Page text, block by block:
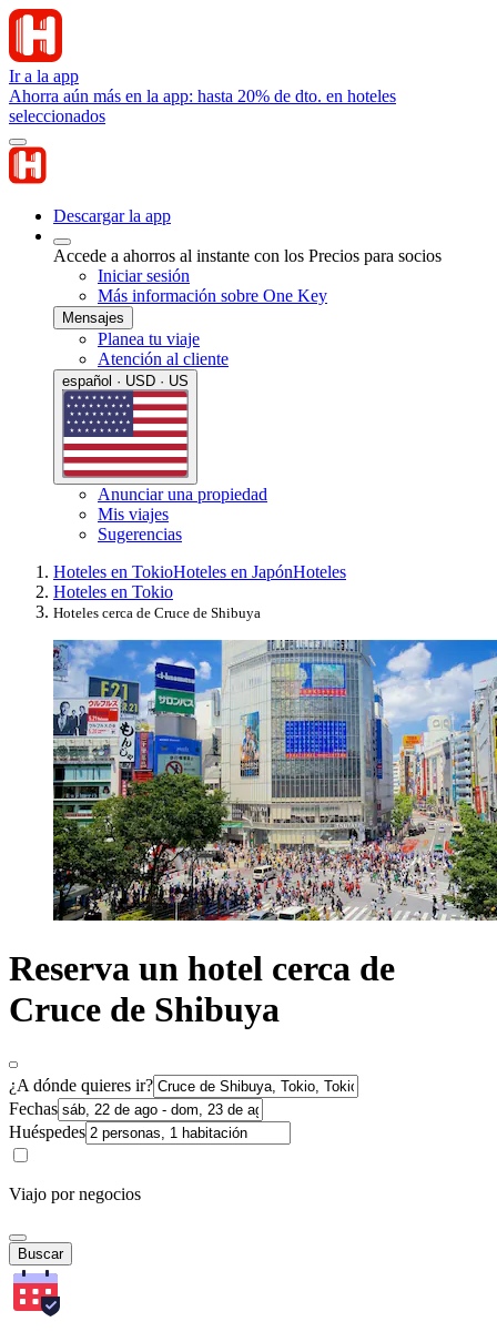
Ir a la app
Ahorra aún más en la app: hasta 20% de dto. en hoteles
seleccionados
Descargar la app
Accede a ahorros al instante con los Precios para socios
Iniciar sesión
Más información sobre One Key
Mensajes
Planea tu viaje
Atención al cliente
español · USD · US
Anunciar una propiedad
Mis viajes
Sugerencias
Hoteles en TokioHoteles en JapónHoteles
Hoteles en Tokio
Hoteles cerca de Cruce de Shibuya
Reserva un hotel cerca de
Cruce de Shibuya
¿A dónde quieres ir?
Fechas
Huéspedes
Viajo por negocios
Buscar